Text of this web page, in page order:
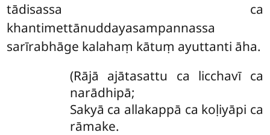
tādisassa ca
khantimettānuddayasampannassa
sarīrabhāge kalahaṃ kātuṃ ayuttanti āha.
(Rājā ajātasattu ca licchavī ca
narādhipā;
Sakyā ca allakappā ca koḷiyāpi ca
rāmake.